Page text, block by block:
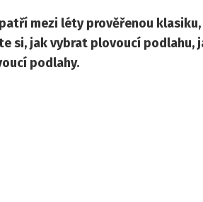
mezi léty prověřenou
si, jak vybrat plovoucí podlahu,
podlahy.